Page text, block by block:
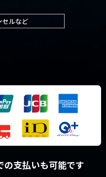
の支払いも可能です